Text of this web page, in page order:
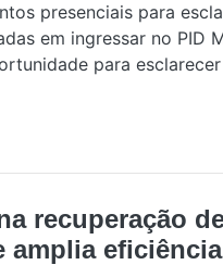
presenciais para
em ingressar no PID
para esclarecer
recuperação
amplia